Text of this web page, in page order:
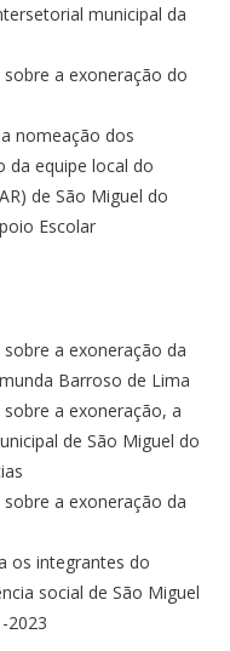
municipal da
sobre a exoneração do
nomeação dos
da equipe local do
de São Miguel do
Escolar
sobre a exoneração da
Barroso de Lima
sobre a exoneração, a
de São Miguel do
sobre a exoneração da
os integrantes do
social de São Miguel
2023